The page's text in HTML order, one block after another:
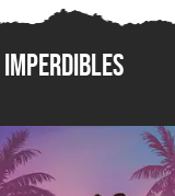
Imperdibles